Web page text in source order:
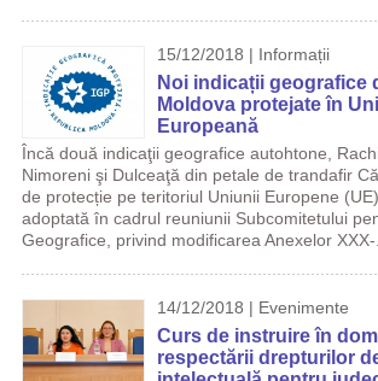
15/12/2018 | Informații
Noi indicații geografice
Moldova protejate în
Europeană
Încă două indicaţii geografice autohtone,
Nimoreni şi Dulceaţă din petale de trandafir
de protecție pe teritoriul Uniunii Europene
adoptată în cadrul reuniunii Subcomitetului
Geografice, privind modificarea Anexelor XXX-
14/12/2018 | Evenimente
Curs de instruire în
respectării drepturilor